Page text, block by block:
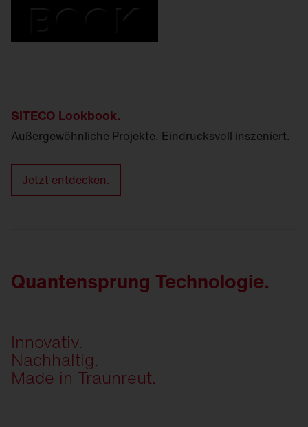
SITECO Lookbook.
Außergewöhnliche Projekte. Eindrucksvoll inszeniert.
Jetzt entdecken.
Quantensprung Technologie.
Innovativ.
Nachhaltig.
Made in Traunreut.